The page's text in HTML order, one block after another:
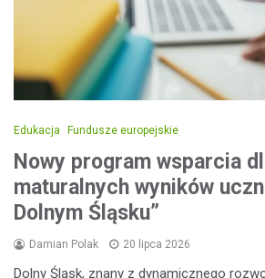
Edukacja Fundusze europejskie
Nowy program wsparcia
maturalnych wyników
Dolnym Śląsku”
Damian Polak 20 lipca 2026
Dolny Śląsk, znany z dynamicznego